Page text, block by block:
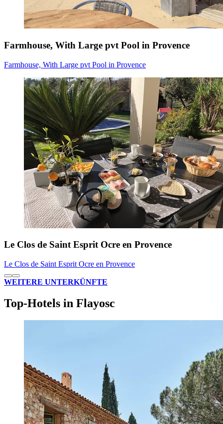
Farmhouse, With Large pvt Pool in Provence
Farmhouse, With Large pvt Pool in Provence
Le Clos de Saint Esprit Ocre en Provence
Le Clos de Saint Esprit Ocre en Provence
WEITERE UNTERKÜNFTE
Top-Hotels in Flayosc